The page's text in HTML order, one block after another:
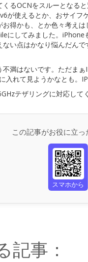
くるOCNをスルーとなる
が使えるとか、おサイ
得かも、とか色々考え
にしてみました。
ない点はかなり悩んだん
満はないです。ただま
入れて見ようかなとも。
テザリングに対応して
この記事がお役に立っ
スマホから
記事：